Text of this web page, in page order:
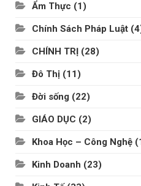
Ẩm Thực (1)
Chính Sách Pháp Luật
CHÍNH TRỊ (28)
Đô Thị (11)
Đời sống (22)
GIÁO DỤC (2)
Khoa Học – Công Nghệ
Kinh Doanh (23)